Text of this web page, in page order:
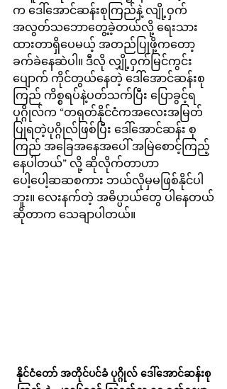
က ဒေါ်အောင်ဆန်းစုကြည်နဲ့ လျို့ဝှက်
အလွတ်သဘောတွေ့ခဲ့တယ်လို့ ရေးသား
ထားတာရှိပေမယ့် အတည်ပြုဖို့ကတော့
ခက်ခဲနေဆဲပါ။ ဒီလို လျှို့ဝှက်မြင်ကွင်း
ပျောက် ကိုင်တွယ်နေတဲ့ ဒေါ်အောင်ဆန်းစု
ကြည် ကိစ္စရပ်နဲ့ပတ်သက်ပြီး ပြောခွင့်ရ
ပုဂ္ဂိုလ်က “တရုတ်နိုင်ငံကအလေးအမြတ်
ပြုရတဲ့ပုဂ္ဂိုလ်ဖြစ်ပြီး ဒေါ်အောင်ဆန်း စု
ကြည် အခြေအနေအပေါ် အမြဲစောင့်ကြည့်
နေပါတယ်” လို့ ဆိုလိုက်တာဟာ
ပေါ့ပေါ့ဆဆစကား ဘယ်လိုမှမဖြစ်နိုင်ပါ
ဘူး။ လေးနက်တဲ့ အဓိပ္ပာယ်တွေ ပါနေတယ်
ဆိုတာက သေချာပါတယ်။
နိုင်ငံတော် အတိုင်ပင်ခံ ပုဂ္ဂိုလ် ဒေါ်အောင်ဆန်းစု